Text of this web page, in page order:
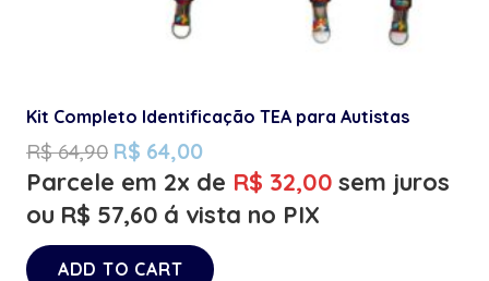
Kit Completo Identificação TEA para Autistas
R$64,90 R$ 64,00
Parcele em 2x de R$ 32,00 sem juros
ou R$ 57,60 á vista no PIX
ADD TO CART